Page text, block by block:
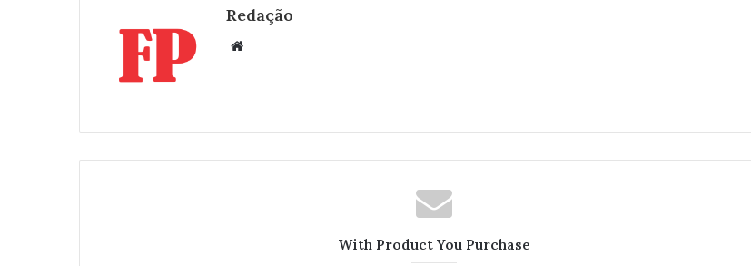
Redação
i
With Product You Purchase